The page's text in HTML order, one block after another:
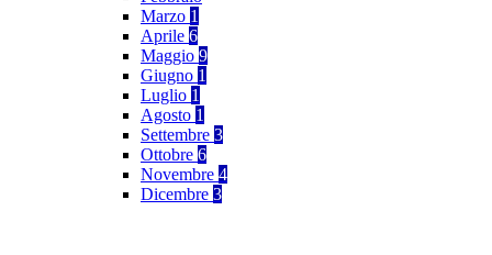
Marzo 1
Aprile 6
Maggio 9
Giugno 1
Luglio 1
Agosto 1
Settembre 3
Ottobre 6
Novembre 4
Dicembre 3